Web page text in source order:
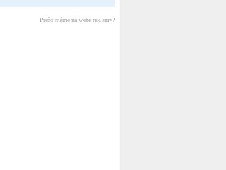
Prečo máme na webe reklamy?